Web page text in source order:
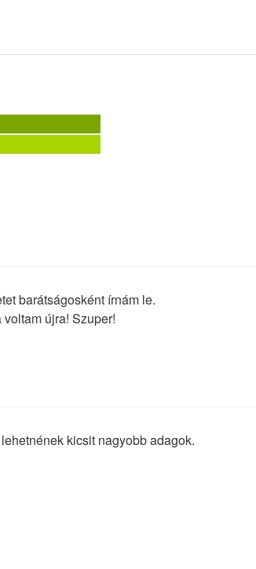
barátságosként írnám le.
újra! Szuper!
kicsit nagyobb adagok.